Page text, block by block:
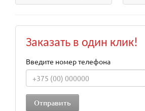
Заказать в один клик!
Введите номер телефона